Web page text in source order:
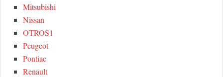
Mitsubishi
Nissan
OTROS1
Peugeot
Pontiac
Renault